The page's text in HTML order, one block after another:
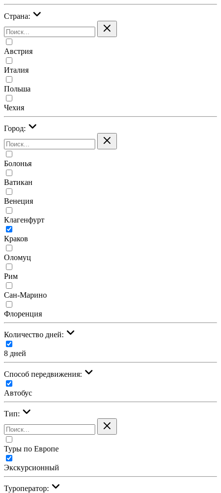
Страна:
Австрия
Италия
Польша
Чехия
Город:
Болонья
Ватикан
Венеция
Клагенфурт
Краков
Оломуц
Рим
Сан-Марино
Флоренция
Количество дней:
8 дней
Cпособ передвижения:
Автобус
Тип:
Туры по Европе
Экскурсионный
Туроператор: